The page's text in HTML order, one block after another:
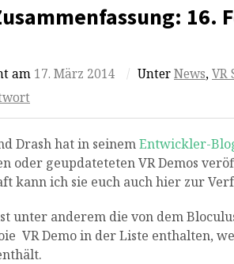
16.
am 17. März 2014 / UnterNews,VR
Drash hat in seinemEntwickler-
oder geupdateteten VR Demos
kann ich sie euch auch hier zur
unter anderem die von dem
VR Demo in der Liste enthalten,